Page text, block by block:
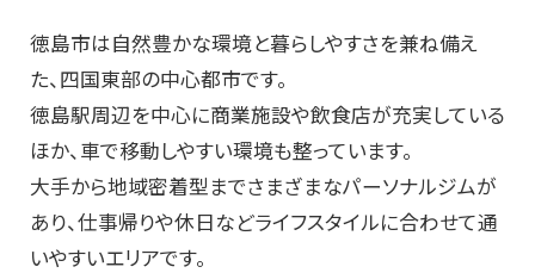
徳島市は自然豊かな環境と暮らしやすさを兼ね備え
た、四国東部の中心都市です。
徳島駅周辺を中心に商業施設や飲食店が充実している
ほか、車で移動しやすい環境も整っています。
大手から地域密着型までさまざまなパーソナルジムが
あり、仕事帰りや休日などライフスタイルに合わせて通
いやすいエリアです。